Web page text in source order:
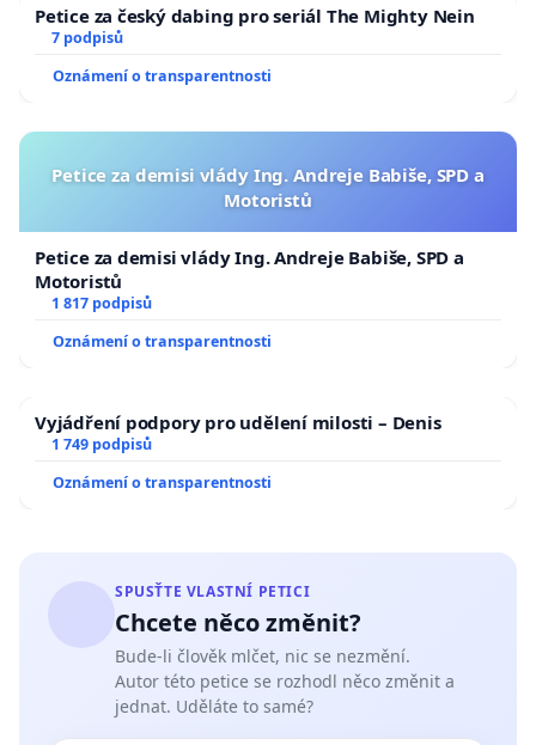
Petice za český dabing pro seriál The Mighty Nein
7 podpisů
Oznámení o transparentnosti
Petice za demisi vlády Ing. Andreje Babiše, SPD a
Motoristů
Petice za demisi vlády Ing. Andreje Babiše, SPD a
Motoristů
1 817 podpisů
Oznámení o transparentnosti
Vyjádření podpory pro udělení milosti – Denis
1 749 podpisů
Oznámení o transparentnosti
SPUSŤTE VLASTNÍ PETICI
Chcete něco změnit?
Bude-li člověk mlčet, nic se nezmění.
Autor této petice se rozhodl něco změnit a
jednat. Uděláte to samé?